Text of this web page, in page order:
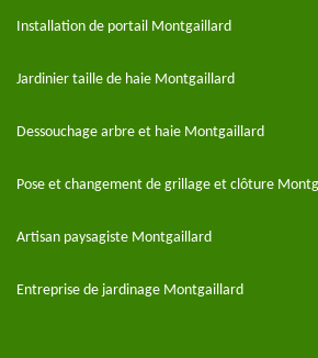
Installation de portail Montgaillard
Jardinier taille de haie Montgaillard
Dessouchage arbre et haie Montgaillard
Pose et changement de grillage et clôture
Artisan paysagiste Montgaillard
Entreprise de jardinage Montgaillard